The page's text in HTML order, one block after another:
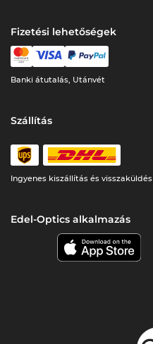
Fizetési lehetőségek
Banki átutalás, Utánvét
Szállítás
Ingyenes kiszállítás és visszaküldés
Edel-Optics alkalmazás